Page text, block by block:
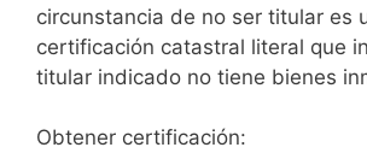
circunstancia de no ser titular es
certificación catastral literal que
titular indicado no tiene bienes
Obtener certificación: